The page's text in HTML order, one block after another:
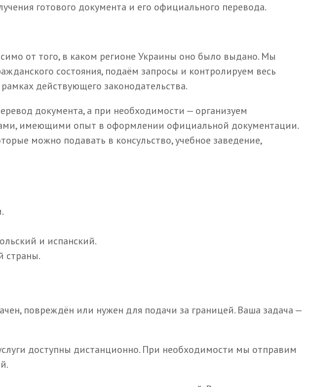
готового документа и его официального перевода.
от того, в каком регионе Украины оно было выдано. Мы
состояния, подаём запросы и контролируем весь
действующего законодательства.
документа, а при необходимости — организуем
имеющими опыт в оформлении официальной документации.
можно подавать в консульство, учебное заведение,
и испанский.
страны.
повреждён или нужен для подачи за границей. Ваша задача —
доступны дистанционно. При необходимости мы отправим